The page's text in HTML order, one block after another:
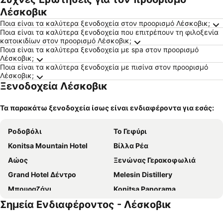
Λέσκοβικ
Ποια είναι τα καλύτερα ξενοδοχεία στον προορισμό Λέσκοβικ;
Ποια είναι τα καλύτερα ξενοδοχεία που επιτρέπουν τη φιλοξενία
κατοικιδίων στον προορισμό Λέσκοβικ;
Ποια είναι τα καλύτερα ξενοδοχεία με spa στον προορισμό
Λέσκοβικ;
Ποια είναι τα καλύτερα ξενοδοχεία με πισίνα στον προορισμό
Λέσκοβικ;
Ξενοδοχεία Λέσκοβικ
Τα παρακάτω ξενοδοχεία ίσως είναι ενδιαφέροντα για εσάς:
Ροδοβόλι
Το Γεφύρι
Konitsa Mountain Hotel
Βίλλα Ρέα
Αώος
Ξενώνας Γερακοφωλιά
Grand Hotel Δέντρο
Melesin Distillery
Μπουραζάνι
Konitsa Panorama
Το Χάνι
Hotel Restorant JORGO
Σημεία Ενδιαφέροντος - Λέσκοβικ